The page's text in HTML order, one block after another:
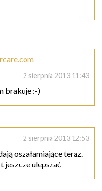
2 sierpnia 2013 11:43
brakuje :-)
2 sierpnia 2013 12:53
oszałamiające teraz.
jeszcze ulepszać